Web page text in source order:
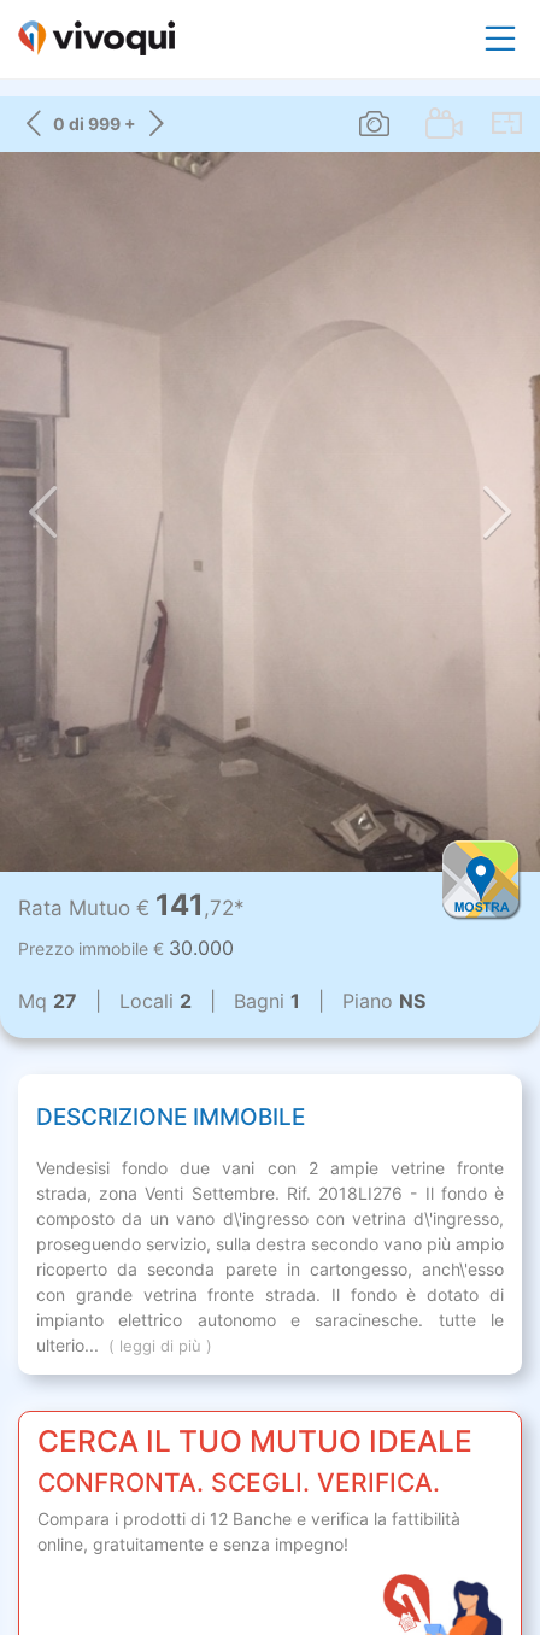
0 di 999 +
Rata Mutuo € 141 ,72*
Prezzo immobile € 30.000
Mq 27 | Locali 2 | Bagni 1 | Piano NS
DESCRIZIONE IMMOBILE
Vendesisi fondo due vani con 2 ampie vetrine fronte
strada, zona Venti Settembre. Rif. 2018LI276 - Il fondo è
composto da un vano d\'ingresso con vetrina d\'ingresso,
proseguendo servizio, sulla destra secondo vano più ampio
ricoperto da seconda parete in cartongesso, anch\'esso
con grande vetrina fronte strada. Il fondo è dotato di
impianto elettrico autonomo e saracinesche. tutte le
ulterio...
( leggi di più )
CERCA IL TUO MUTUO IDEALE
CONFRONTA. SCEGLI. VERIFICA.
Compara i prodotti di 12 Banche e verifica la fattibilità
online, gratuitamente e senza impegno!